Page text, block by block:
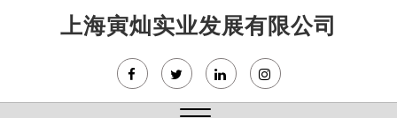
上海寅灿实业发展有限公司